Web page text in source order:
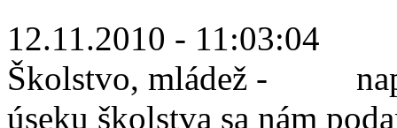
12.11.2010 - 11:03:04
Školstvo, mládež -
úseku školstva sa nám